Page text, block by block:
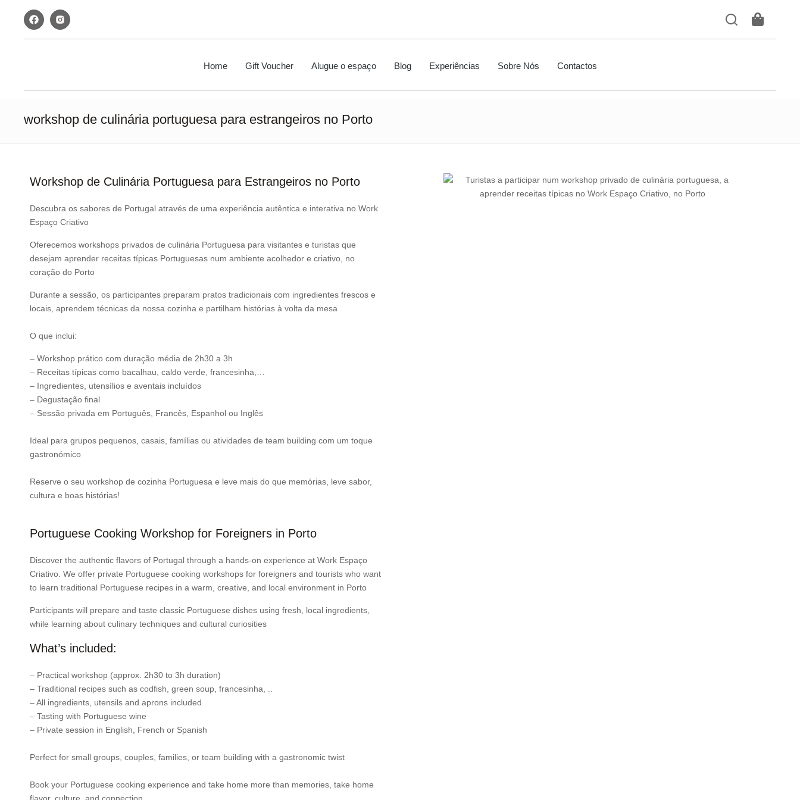
Home Gift Voucher Alugue o espaço Blog Experiências Sobre Nós Contactos
workshop de culinária portuguesa para estrangeiros no Porto
Workshop de Culinária Portuguesa para Estrangeiros no Porto
Descubra os sabores de Portugal através de uma experiência autêntica e interativa no Work
Espaço Criativo
Oferecemos workshops privados de culinária Portuguesa para visitantes e turistas que
desejam aprender receitas típicas Portuguesas num ambiente acolhedor e criativo, no
coração do Porto
Durante a sessão, os participantes preparam pratos tradicionais com ingredientes frescos e
locais, aprendem técnicas da nossa cozinha e partilham histórias à volta da mesa
O que inclui:
– Workshop prático com duração média de 2h30 a 3h
– Receitas típicas como bacalhau, caldo verde, francesinha,…
– Ingredientes, utensílios e aventais incluídos
– Degustação final
– Sessão privada em Português, Francês, Espanhol ou Inglês
Ideal para grupos pequenos, casais, famílias ou atividades de team building com um toque
gastronómico
Reserve o seu workshop de cozinha Portuguesa e leve mais do que memórias, leve sabor,
cultura e boas histórias!
Portuguese Cooking Workshop for Foreigners in Porto
Discover the authentic flavors of Portugal through a hands-on experience at Work Espaço
Criativo. We offer private Portuguese cooking workshops for foreigners and tourists who want
to learn traditional Portuguese recipes in a warm, creative, and local environment in Porto
Participants will prepare and taste classic Portuguese dishes using fresh, local ingredients,
while learning about culinary techniques and cultural curiosities
What’s included:
– Practical workshop (approx. 2h30 to 3h duration)
– Traditional recipes such as codfish, green soup, francesinha, ..
– All ingredients, utensils and aprons included
– Tasting with Portuguese wine
– Private session in English, French or Spanish
Perfect for small groups, couples, families, or team building with a gastronomic twist
Book your Portuguese cooking experience and take home more than memories, take home